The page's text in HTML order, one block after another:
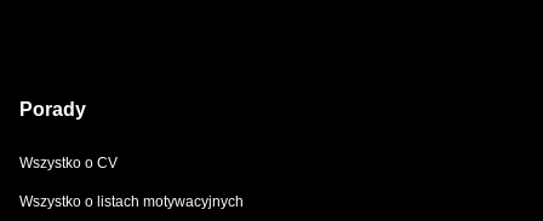
Porady
Wszystko o CV
Wszystko o listach motywacyjnych